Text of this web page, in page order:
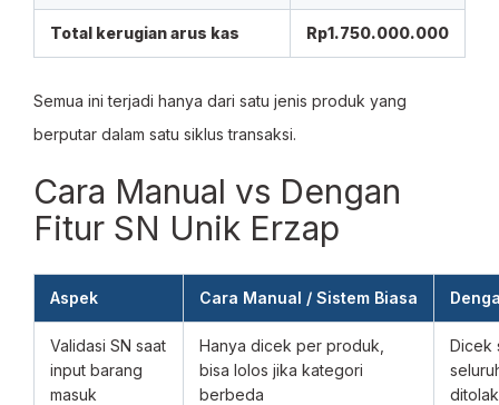
Total kerugian arus kas Rp1.750.000.000
Semua ini terjadi hanya dari satu jenis produk yang
berputar dalam satu siklus transaksi.
Cara Manual vs Dengan
Fitur SN Unik Erzap
Aspek Cara Manual / Sistem Biasa
Validasi SN saat
input barang
masuk
Hanya dicek per produk,
bisa lolos jika kategori
berbeda
Dicek